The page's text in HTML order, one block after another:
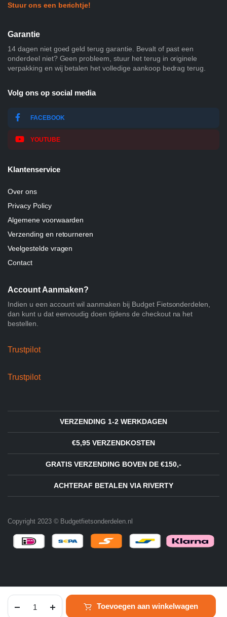
Jasbeschermer
clip
Toevoegen aan winkelwagen
Stuur ons een berichtje!
Garantie
14 dagen niet goed geld terug garantie. Bevalt of past een
onderdeel niet? Geen probleem, stuur het terug in originele
verpakking en wij betalen het volledige aankoop bedrag terug.
Volg ons op social media
FACEBOOK
YOUTUBE
Klantenservice
Over ons
Privacy Policy
Algemene voorwaarden
Verzending en retourneren
Veelgestelde vragen
Contact
Account Aanmaken?
Indien u een account wil aanmaken bij Budget Fietsonderdelen,
dan kunt u dat eenvoudig doen tijdens de checkout na het
bestellen.
Trustpilot
Trustpilot
VERZENDING 1-2 WERKDAGEN
€5,95 VERZENDKOSTEN
GRATIS VERZENDING BOVEN DE €150,-
ACHTERAF BETALEN VIA RIVERTY
Copyright 2023 © Budgetfietsonderdelen.nl